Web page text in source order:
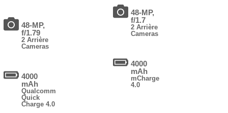
48-MP,
f/1.79
2 Arrière
Cameras
4000
mAh
Qualcomm
Quick
Charge 4.0
48-MP,
f/1.7
2 Arrière
Cameras
4000
mAh
mCharge
4.0